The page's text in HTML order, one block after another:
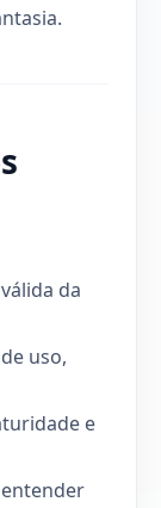
da
uso,
e